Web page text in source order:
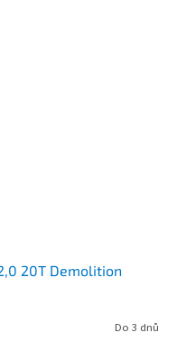
20T Demolition
Do 3 dnů